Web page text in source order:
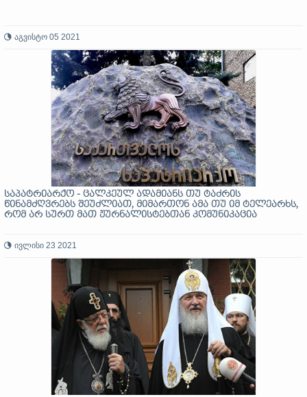
აგვისტო 05 2021
საპატრიარქო - ცალკეულ ადამიანს თუ ტაძრის
წინამძღვრებს შეუძლიათ, მიმართონ ამა თუ იმ ტელეარხს,
რომ არ სურთ მათ ჟურნალისტებთან კომუნიკაცია
ივლისი 23 2021